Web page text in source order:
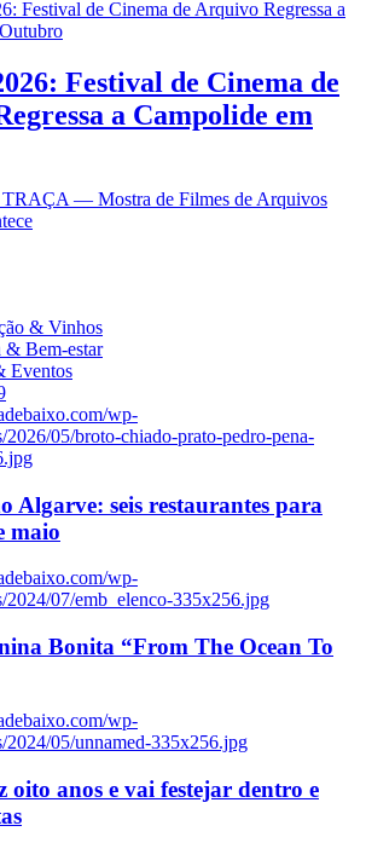
Festival de Cinema de
a Campolide em
TRAÇA — Mostra de Filmes de Arquivos
& Vinhos
& Bem-estar
Eventos
wp-
2026/05/broto-chiado-prato-pedro-pena-
Algarve: seis restaurantes para
maio
wp-
2024/07/emb_elenco-335x256.jpg
Bonita “From The Ocean To
wp-
2024/05/unnamed-335x256.jpg
oito anos e vai festejar dentro e